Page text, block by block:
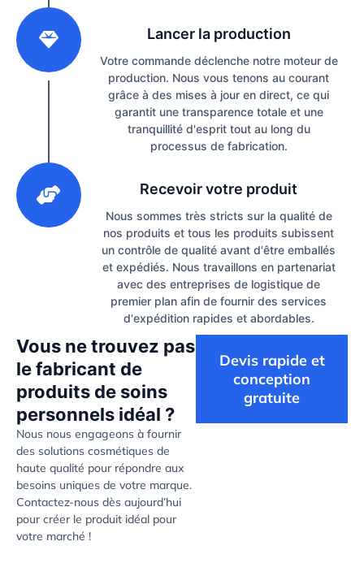
Lancer la production
Votre commande déclenche notre moteur de
production. Nous vous tenons au courant
grâce à des mises à jour en direct, ce qui
garantit une transparence totale et une
tranquillité d'esprit tout au long du
processus de fabrication.
Recevoir votre produit
Nous sommes très stricts sur la qualité de
nos produits et tous les produits subissent
un contrôle de qualité avant d'être emballés
et expédiés. Nous travaillons en partenariat
avec des entreprises de logistique de
premier plan afin de fournir des services
d'expédition rapides et abordables.
Vous ne trouvez pas
le fabricant de
produits de soins
personnels idéal ?
Nous nous engageons à fournir
des solutions cosmétiques de
haute qualité pour répondre aux
besoins uniques de votre marque.
Contactez-nous dès aujourd’hui
pour créer le produit idéal pour
votre marché !
Devis rapide et
conception
gratuite